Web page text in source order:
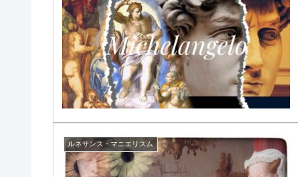
ルネサンス・マニエリスム